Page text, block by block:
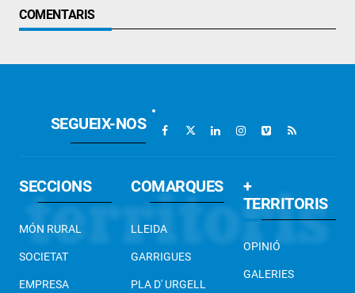
COMENTARIS
SEGUEIX-NOS
SECCIONS
MÓN RURAL
SOCIETAT
EMPRESA
COMARQUES
LLEIDA
GARRIGUES
PLA D' URGELL
+
TERRITORIS
OPINIÓ
GALERIES